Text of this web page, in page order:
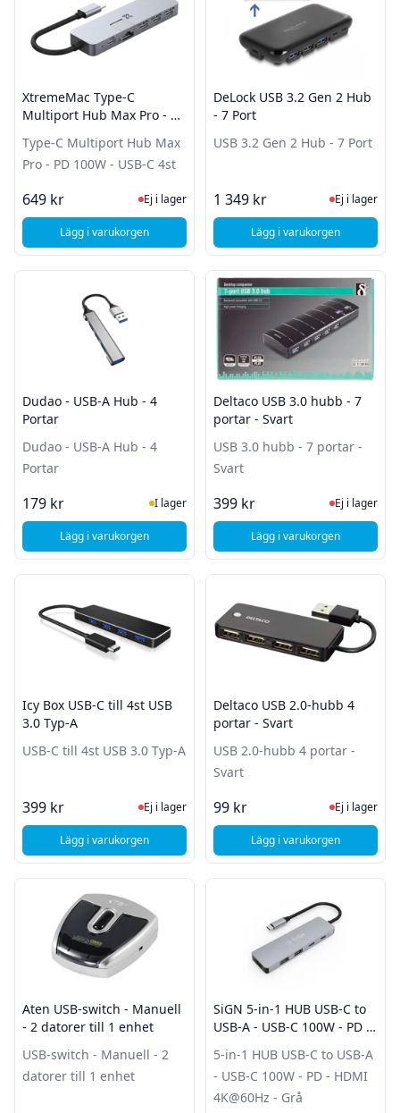
XtremeMac Type-C
Multiport Hub Max Pro - PD
Type-C Multiport Hub Max
Pro - PD 100W - USB-C 4st
649 kr Ej i lager, besök produktsidan för
Ej i lager
Lägg i varukorgen, XtremeMac Type-C Multiport Hub Max Pro - PD 100W -
DeLock USB 3.2 Gen 2 Hub
- 7 Port
USB 3.2 Gen 2 Hub - 7 Port
1 349 kr Ej i lager,
Ej i lager
Lägg i varukorgen
, DeLock USB 3.2
Dudao - USB-A Hub - 4
Portar
Dudao - USB-A Hub - 4
Portar
179 kr I Lager
I lager
Lägg i varukorgen, Dudao - USB-A Hub - 4 Portar
Deltaco USB 3.0 hubb - 7
portar - Svart
USB 3.0 hubb - 7 portar -
Svart
399 kr Ej i lager,
Ej i lager
Lägg i varukorgen, Deltaco USB 3.0
Icy Box USB-C till 4st USB
3.0 Typ-A
USB-C till 4st USB 3.0 Typ-A
399 kr Ej i lager, besök produktsidan för
Ej i lager
Lägg i varukorgen, Icy Box USB-C till 4st USB 3.0 Typ-A
Deltaco USB 2.0-hubb 4
portar - Svart
USB 2.0-hubb 4 portar -
Svart
99 kr Ej i lager,
Ej i lager
Lägg i varukorgen, Deltaco USB 2.0-
Aten USB-switch - Manuell
- 2 datorer till 1 enhet
USB-switch - Manuell - 2
datorer till 1 enhet
SiGN 5-in-1 HUB USB-C to
USB-A - USB-C 100W - PD -
5-in-1 HUB USB-C to USB-A
- USB-C 100W - PD - HDMI
4K@60Hz - Grå